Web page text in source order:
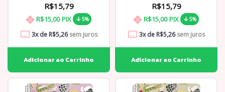
R$15,79
R$15,00 PIX 5%
3x de R$5,26sem juros
R$15,79
R$15,00 PIX 5%
3x de R$5,26sem juros